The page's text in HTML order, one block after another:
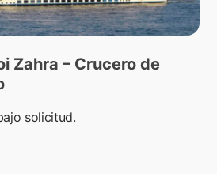
Zahra – Crucero de
solicitud.